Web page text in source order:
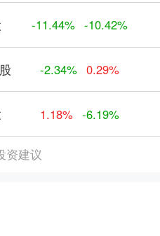
-11.44% -10.42%
-2.34% 0.29%
1.18% -6.19%
资建议